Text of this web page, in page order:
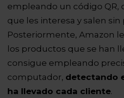
empleando un código QR,
que les interesa y salen sin
Posteriormente, Amazon
los productos que se han
consigue empleando
computador, detectando
ha llevado cada cliente.